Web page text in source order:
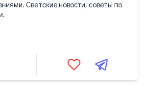
Светские новости, советы по